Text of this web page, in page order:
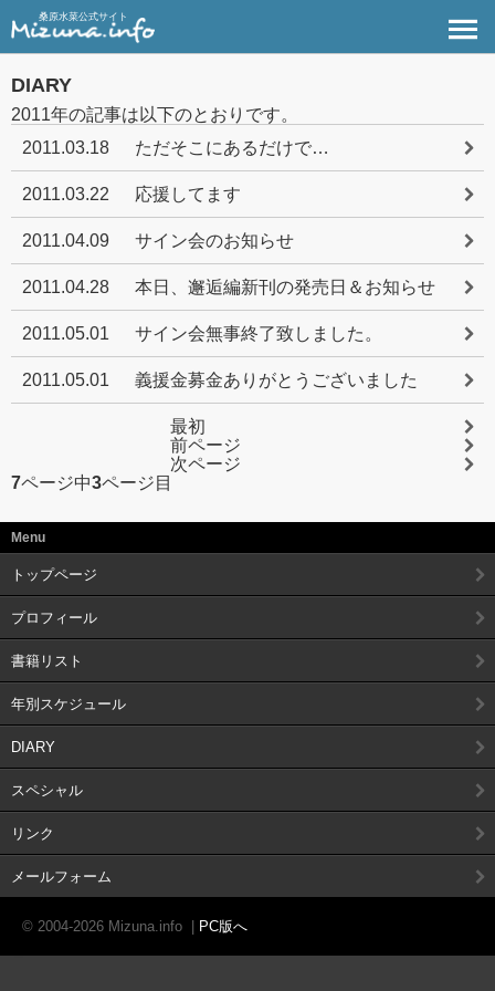
桑原水菜公式サイト
DIARY
2011年の記事は以下のとおりです。
2011.03.18
ただそこにあるだけで…
2011.03.22 応援してます
2011.04.09 サイン会のお知らせ
2011.04.28 本日、邂逅編新刊の発売日＆お知らせ
2011.05.01 サイン会無事終了致しました。
2011.05.01 義援金募金ありがとうございました
最初
前ページ
次ページ
7ページ中3ページ目
Menu
トップページ
プロフィール
書籍リスト
年別スケジュール
DIARY
スペシャル
リンク
メールフォーム
© 2004-2026 Mizuna.info PC版へ